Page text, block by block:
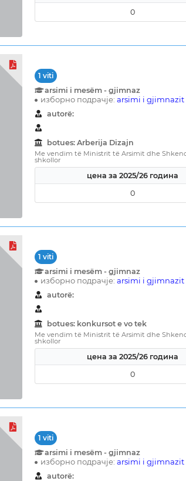
0
1 viti
arsimi i mesëm - gjimnaz
изборно подрачје:arsimi i gjimnazit
autorë:
botues: Arberija Dizajn
Me vendim të Ministrit të Arsimit dhe
shkollor
цена за 2025/26 година
0
1 viti
arsimi i mesëm - gjimnaz
изборно подрачје:arsimi i gjimnazit
autorë:
botues: konkursot e vo tek
Me vendim të Ministrit të Arsimit dhe
shkollor
цена за 2025/26 година
0
1 viti
arsimi i mesëm - gjimnaz
изборно подрачје:arsimi i gjimnazit
autorë: